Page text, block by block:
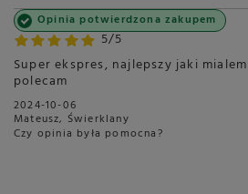
Wydajność Ekspresu
Do
Dysza pary wodnej
Tak
Podłączenie do sieci
wodociągowej
5/5
Opinia potwierdzona zakupem
Super ekspres, najlepszy jaki
polecam
2024-10-06
Mateusz, Świerklany
Czy opinia była pomocna?